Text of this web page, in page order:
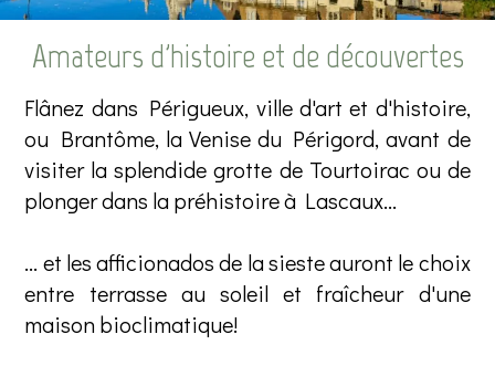
Amateurs d'histoire et de découvertes
Flânez dans Périgueux, ville d'art et d'histoire,
ou Brantôme, la Venise du Périgord, avant de
visiter la splendide grotte de Tourtoirac ou de
plonger dans la préhistoire à Lascaux...
... et les afficionados de la sieste auront le choix
entre terrasse au soleil et fraîcheur d'une
maison bioclimatique!